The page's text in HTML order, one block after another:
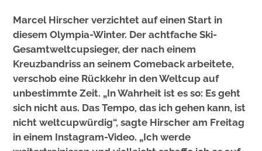
Marcel Hirscher verzichtet auf einen Start in
diesem Olympia-Winter. Der achtfache Ski-
Gesamtweltcupsieger, der nach einem
Kreuzbandriss an seinem Comeback arbeitete,
verschob eine Rückkehr in den Weltcup auf
unbestimmte Zeit. „In Wahrheit ist es so: Es geht
sich nicht aus. Das Tempo, das ich gehen kann, ist
nicht weltcupwürdig“, sagte Hirscher am Freitag
in einem Instagram-Video. „Ich werde